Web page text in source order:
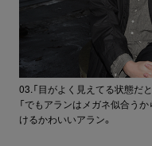
03.「目がよく見えてる状態だ
「でもアランはメガネ似合う
けるかわいいアラン。